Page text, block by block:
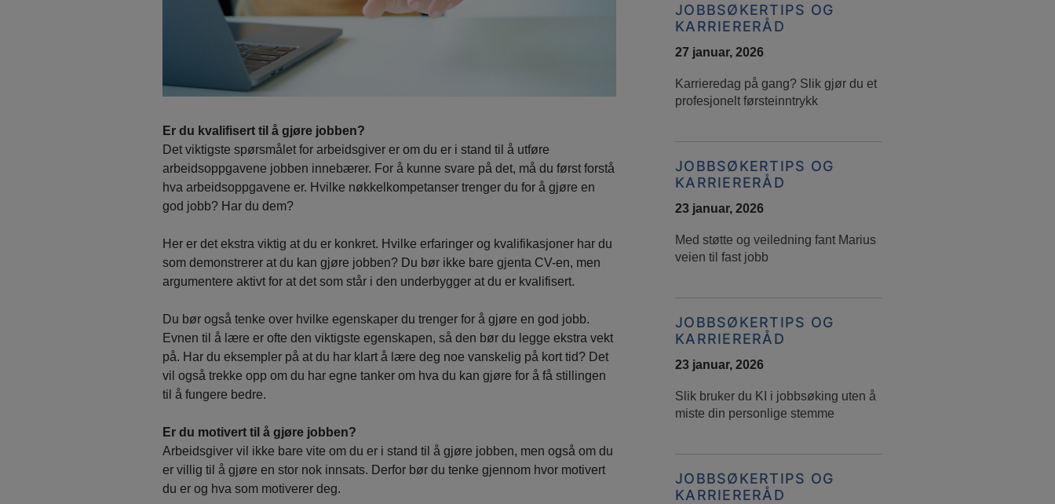
Er du kvalifisert til å gjøre jobben?
Det viktigste spørsmålet for arbeidsgiver er om du er i stand til å utføre
arbeidsoppgavene jobben innebærer. For å kunne svare på det, må du først forstå
hva arbeidsoppgavene er. Hvilke nøkkelkompetanser trenger du for å gjøre en
god jobb? Har du dem?
Her er det ekstra viktig at du er konkret. Hvilke erfaringer og kvalifikasjoner har du
som demonstrerer at du kan gjøre jobben? Du bør ikke bare gjenta CV-en, men
argumentere aktivt for at det som står i den underbygger at du er kvalifisert.
Du bør også tenke over hvilke egenskaper du trenger for å gjøre en god jobb.
Evnen til å lære er ofte den viktigste egenskapen, så den bør du legge ekstra vekt
på. Har du eksempler på at du har klart å lære deg noe vanskelig på kort tid? Det
vil også trekke opp om du har egne tanker om hva du kan gjøre for å få stillingen
til å fungere bedre.
Er du motivert til å gjøre jobben?
Arbeidsgiver vil ikke bare vite om du er i stand til å gjøre jobben, men også om du
er villig til å gjøre en stor nok innsats. Derfor bør du tenke gjennom hvor motivert
du er og hva som motiverer deg.
JOBBSØKERTIPS OG
KARRIERERÅD
27 januar, 2026
Karrieredag på gang? Slik gjør du et
profesjonelt førsteinntrykk
JOBBSØKERTIPS OG
KARRIERERÅD
23 januar, 2026
Med støtte og veiledning fant Marius
veien til fast jobb
JOBBSØKERTIPS OG
KARRIERERÅD
23 januar, 2026
Slik bruker du KI i jobbsøking uten å
miste din personlige stemme
JOBBSØKERTIPS OG
KARRIERERÅD